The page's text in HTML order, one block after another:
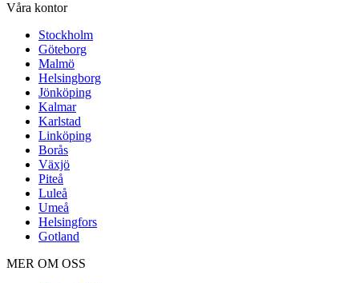
Våra kontor
Stockholm
Göteborg
Malmö
Helsingborg
Jönköping
Kalmar
Karlstad
Linköping
Borås
Växjö
Piteå
Luleå
Umeå
Helsingfors
Gotland
MER OM OSS